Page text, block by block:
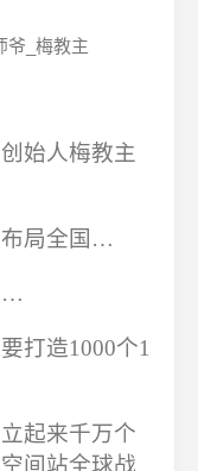
爷_梅教主
始人梅教主
布局全国…
…
打造1000个1
起来千万个
间站全球战